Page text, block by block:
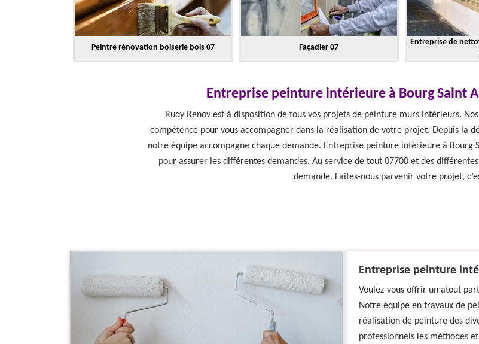
Peintre rénovation boiserie bois 07 Façadier 07
Entreprise de
Entreprise peinture intérieure à Bourg Saint
Rudy Renov est à disposition de tous vos projets de peinture murs intérieurs.
compétence pour vous accompagner dans la réalisation de votre projet. Depuis la
notre équipe accompagne chaque demande. Entreprise peinture intérieure à Bourg
pour assurer les différentes demandes. Au service de tout 07700 et des
demande. Faites-nous parvenir votre projet,
Entreprise peinture
Voulez-vous offrir un atout
Notre équipe en travaux de
réalisation de peinture des
professionnels les méthodes